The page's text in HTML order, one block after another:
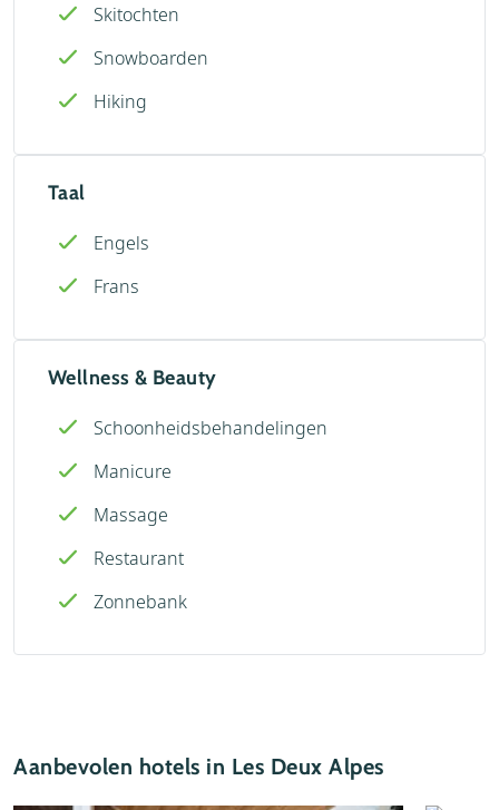
Skitochten
Snowboarden
Hiking
Taal
Engels
Frans
Wellness & Beauty
Schoonheidsbehandelingen
Manicure
Massage
Restaurant
Zonnebank
Aanbevolen hotels in Les Deux Alpes